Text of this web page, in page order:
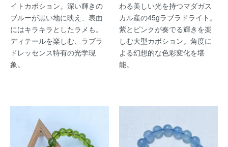
イトカボション。深い輝きの
ブルーが黒い地に映え、表面
にはキラキラとしたラメも。
ディテールを楽しむ、ラブラ
ドレッセンス特有の光学現
象。
わる美しい光を持つマダガス
カル産の45gラブラドライト。
紫とピンクが奏でる輝きを楽
しむ大型カボション。角度に
よる幻想的な色彩変化を堪
能。